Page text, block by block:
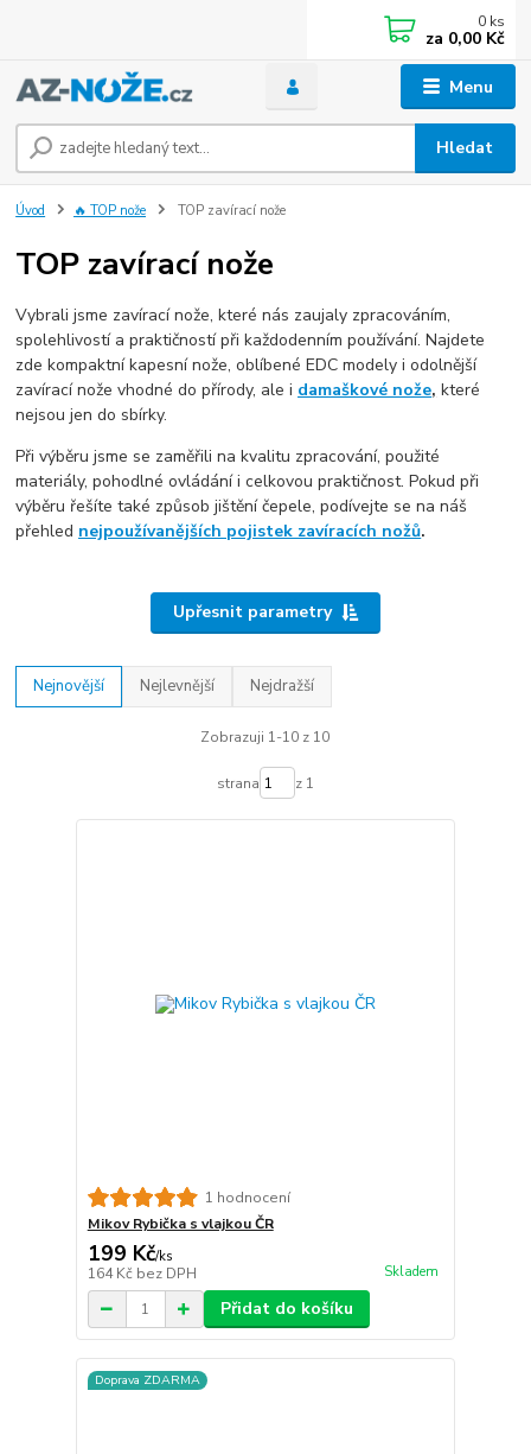
Menu
Hledat
0 ks
za 0,00 Kč
Úvod 🔥 TOP nože TOP zavírací nože
TOP zavírací nože
Vybrali jsme zavírací nože, které nás zaujaly zpracováním,
spolehlivostí a praktičností při každodenním používání. Najdete
zde kompaktní kapesní nože, oblíbené EDC modely i odolnější
zavírací nože vhodné do přírody, ale i damaškové nože, které
nejsou jen do sbírky.
Při výběru jsme se zaměřili na kvalitu zpracování, použité
materiály, pohodlné ovládání i celkovou praktičnost. Pokud při
výběru řešíte také způsob jištění čepele, podívejte se na náš
přehled nejpoužívanějších pojistek zavíracích nožů.
Upřesnit parametry
Nejnovější Nejlevnější Nejdražší
Zobrazuji 1-10 z 10
strana z 1
1 hodnocení
Mikov Rybička s vlajkou ČR
199 Kč/ks
164 Kč bez DPH Skladem
Přidat do košíku
Doprava ZDARMA